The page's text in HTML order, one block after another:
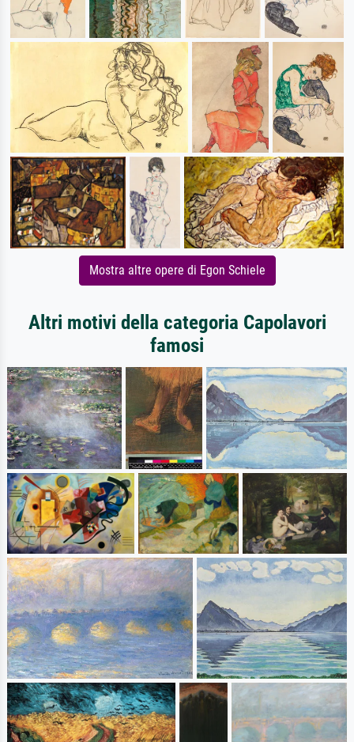
Mostra altre opere di Egon Schiele
Altri motivi della categoria Capolavori
famosi